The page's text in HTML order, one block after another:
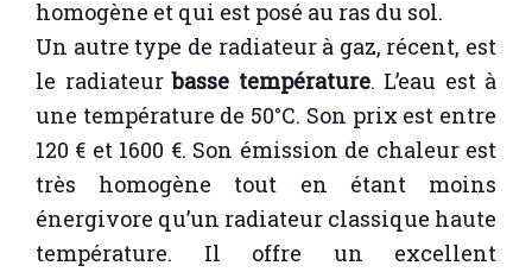
homogène et qui est posé au ras du sol.
Un autre type de radiateur à gaz, récent, est
le radiateurbasse température. L’eau est à
une température de 50°C. Son prix est entre
120 € et 1600 €. Son émission de chaleur est
très homogène tout en étant moins
énergivore qu’un radiateur classique haute
température. Il offre un excellent